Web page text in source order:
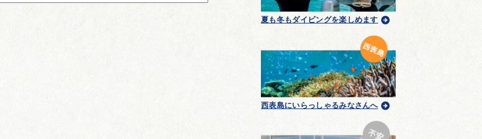
夏も冬もダイビングを楽しめます
西表島にいらっしゃるみなさんへ